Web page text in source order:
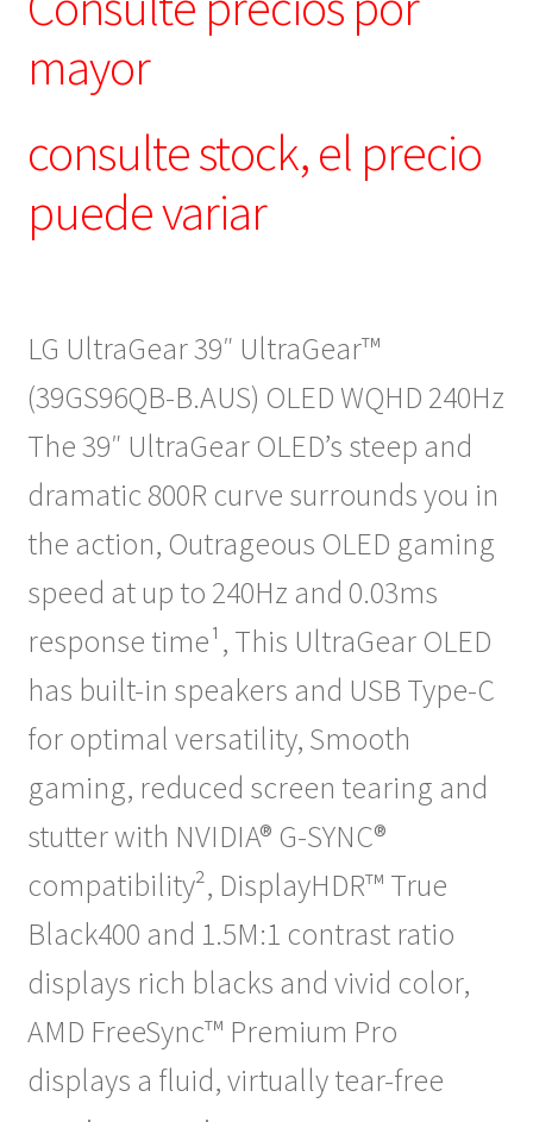
mayor
consulte stock, el precio
puede variar
LG UltraGear 39″ UltraGear™
(39GS96QB-B.AUS) OLED WQHD 240Hz
The 39″ UltraGear OLED’s steep and
dramatic 800R curve surrounds you in
the action, Outrageous OLED gaming
speed at up to 240Hz and 0.03ms
response time¹, This UltraGear OLED
has built-in speakers and USB Type-C
for optimal versatility, Smooth
gaming, reduced screen tearing and
stutter with NVIDIA® G-SYNC®
compatibility², DisplayHDR™ True
Black400 and 1.5M:1 contrast ratio
displays rich blacks and vivid color,
AMD FreeSync™ Premium Pro
displays a fluid, virtually tear-free